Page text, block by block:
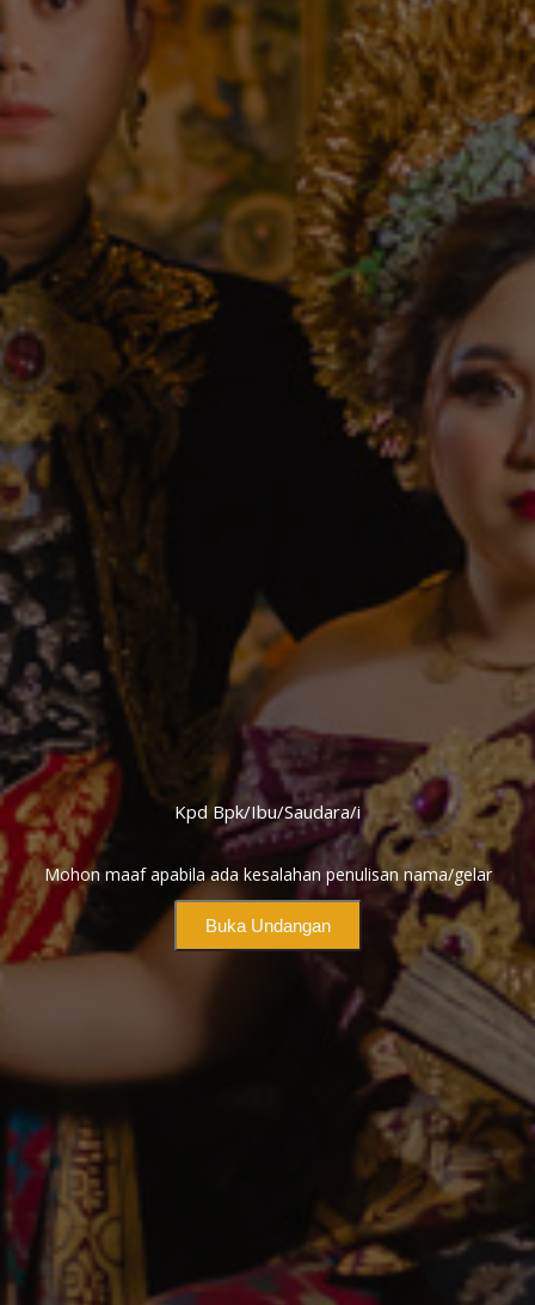
Kpd Bpk/Ibu/Saudara/i
Mohon maaf apabila ada kesalahan penulisan nama/gelar
Buka Undangan